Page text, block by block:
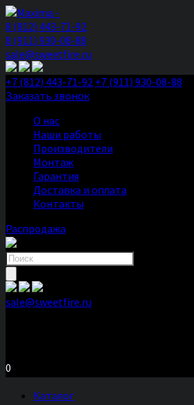
8 (812) 443-71-92
8 (911) 930-08-88
sale@sweetfire.ru
+7 (812) 443-71-92 +7 (911) 930-08-88
Заказать звонок
О нас
Наши работы
Производители
Монтаж
Гарантия
Доставка и оплата
Контакты
Распродажа
Поиск
товаров
sale@sweetfire.ru
0
Каталог